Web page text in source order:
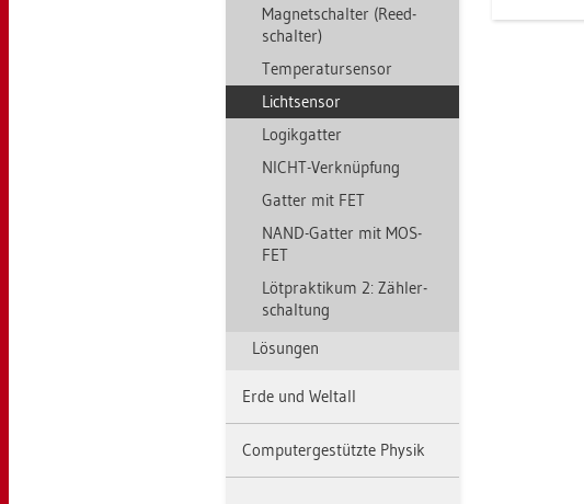
Ma­gnet­schal­ter (Reed­
schal­ter)
Tem­pe­ra­tur­sen­sor
Licht­sen­sor
Lo­gik­gat­ter
NICHT-Ver­knüp­fung
Gat­ter mit FET
NAND-Gat­ter mit MOS­
FET
Löt­prak­ti­kum 2: Zäh­ler­
schal­tung
Lö­sun­gen
Erde und Welt­all
Com­pu­ter­ge­stütz­te Phy­sik